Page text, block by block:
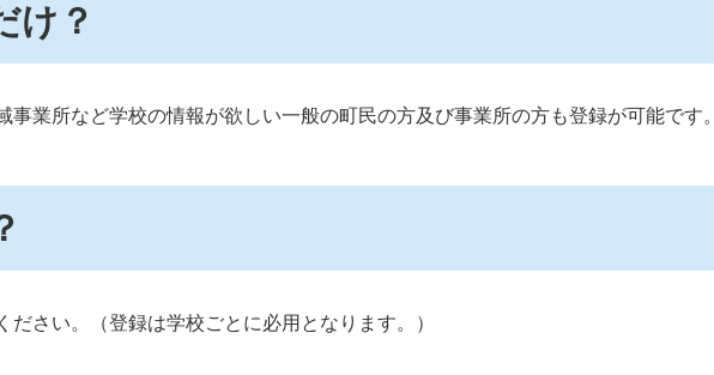
け？
事業所など学校の情報が欲しい一般の町民の方及び事業所の方も登録が可能です。
さい。（登録は学校ごとに必用となります。）